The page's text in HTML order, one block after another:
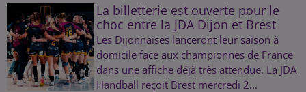
La billetterie est ouverte pour le
choc entre la JDA Dijon et Brest
Les Dijonnaises lanceront leur saison à
domicile face aux championnes de France
dans une affiche déjà très attendue. La JDA
Handball reçoit Brest mercredi 2...